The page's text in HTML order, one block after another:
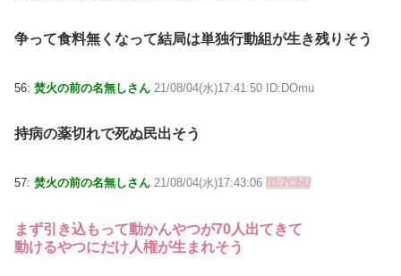
争って食料無くなって結局は単独行動組が生き残りそう
56: 焚火の前の名無しさん 21/08/04(水)17:41:50 ID:DOmu
持病の薬切れで死ぬ民出そう
57: 焚火の前の名無しさん 21/08/04(水)17:43:06 ID:7CbU
まず引き込もって動かんやつが70人出てきて
動けるやつにだけ人権が生まれそう